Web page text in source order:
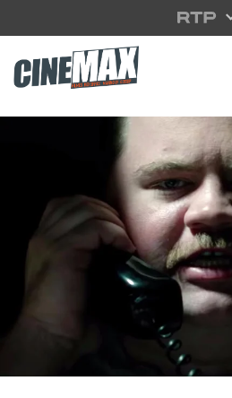
Saltar para o conteúdo principal